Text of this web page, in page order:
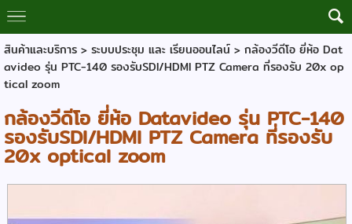
สินค้าและบริการ> ระบบประชุม และ เรียนออนไลน์> กล้องวีดีโอ ยี่ห้อ Dat
avideo รุ่น PTC-140 รองรับSDI/HDMI PTZ Camera ที่รองรับ 20x op
tical zoom
กล้องวีดีโอ ยี่ห้อ Datavideo รุ่น PTC-140
รองรับSDI/HDMI PTZ Camera ที่รองรับ
20x optical zoom